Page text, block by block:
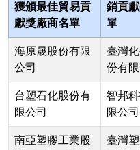
獲頒最佳貿易貢
獻獎廠商名單
銷貢
單
海原晟股份有限
公司
臺灣
份有限
台塑石化股份有
限公司
智邦
限公司
南亞塑膠工業股
臺灣